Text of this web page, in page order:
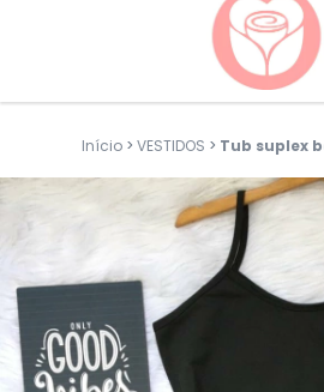
Início > VESTIDOS > Tub suplex